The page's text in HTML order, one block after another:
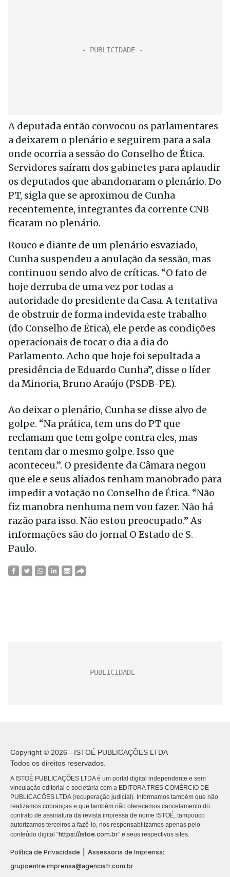
A deputada então convocou os parlamentares
a deixarem o plenário e seguirem para a sala
onde ocorria a sessão do Conselho de Ética.
Servidores saíram dos gabinetes para aplaudir
os deputados que abandonaram o plenário. Do
PT, sigla que se aproximou de Cunha
recentemente, integrantes da corrente CNB
ficaram no plenário.
Rouco e diante de um plenário esvaziado,
Cunha suspendeu a anulação da sessão, mas
continuou sendo alvo de críticas. “O fato de
hoje derruba de uma vez por todas a
autoridade do presidente da Casa. A tentativa
de obstruir de forma indevida este trabalho
(do Conselho de Ética), ele perde as condições
operacionais de tocar o dia a dia do
Parlamento. Acho que hoje foi sepultada a
presidência de Eduardo Cunha”, disse o líder
da Minoria, Bruno Araújo (PSDB-PE).
Ao deixar o plenário, Cunha se disse alvo de
golpe. “Na prática, tem uns do PT que
reclamam que tem golpe contra eles, mas
tentam dar o mesmo golpe. Isso que
aconteceu.”. O presidente da Câmara negou
que ele e seus aliados tenham manobrado para
impedir a votação no Conselho de Ética. “Não
fiz manobra nenhuma nem vou fazer. Não há
razão para isso. Não estou preocupado.” As
informações são do jornal O Estado de S.
Paulo.
Copyright © 2026 - ISTOÉ PUBLICAÇÕES LTDA
Todos os direitos reservados.
A ISTOÉ PUBLICAÇÕES LTDA é um portal digital independente e sem
vinculação editorial e societária com a EDITORA TRES COMÉRCIO DE
PUBLICACÕES LTDA (recuperação judicial). Informamos também que não
realizamos cobranças e que também não oferecemos cancelamento do
contrato de assinatura da revista impressa de nome ISTOÉ, tampouco
autorizamos terceiros a fazê-lo, nos responsabilizamos apenas pelo
conteúdo digital “https://istoe.com.br” e seus respectivos sites.
Política de Privacidade
Assessoria de Imprensa:
grupoentre.imprensa@agenciafr.com.br